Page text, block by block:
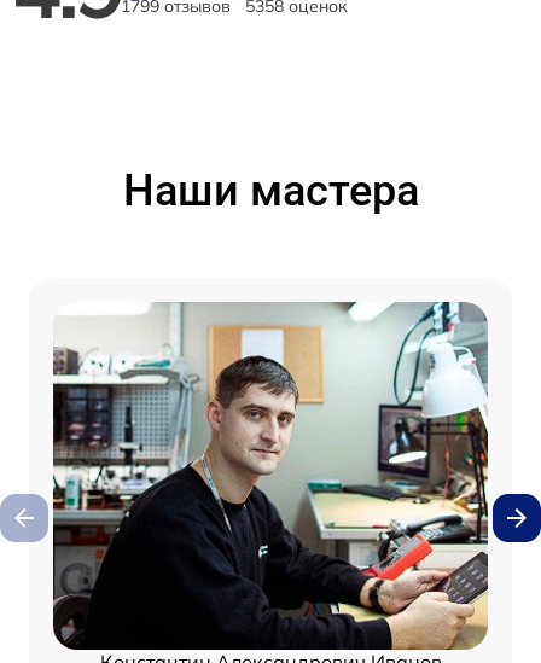
1799 отзывов 5358 оценок
Наши мастера